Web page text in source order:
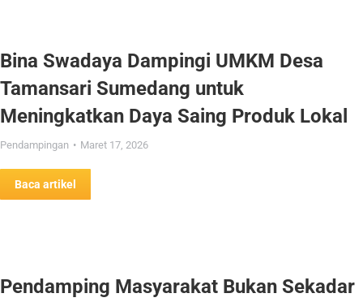
Bina Swadaya Dampingi UMKM Desa
Tamansari Sumedang untuk
Meningkatkan Daya Saing Produk Lokal
Pendampingan Maret 17, 2026
Baca artikel
Pendamping Masyarakat Bukan Sekadar